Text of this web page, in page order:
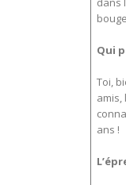
Qui
Toi,
amis,
ans !